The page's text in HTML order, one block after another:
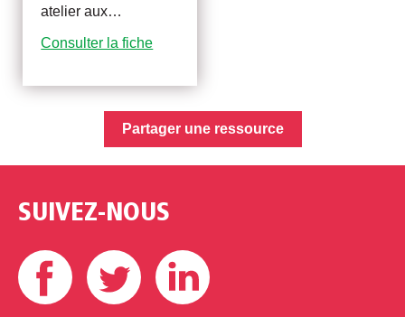
atelier aux…
Consulter la fiche
Partager une ressource
SUIVEZ-NOUS
Facebook Twitter